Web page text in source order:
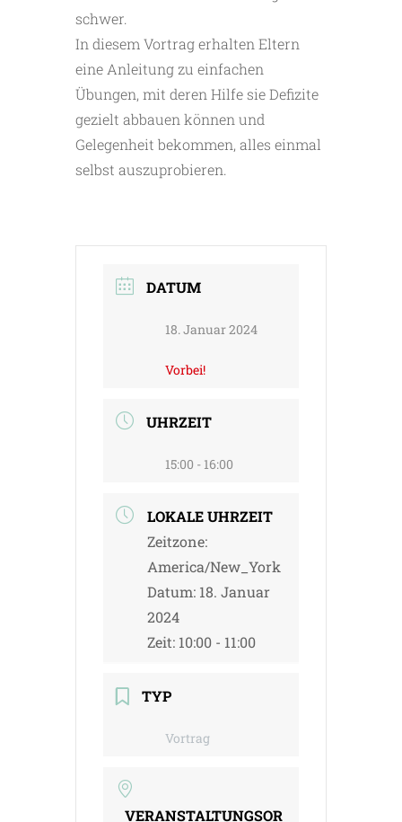
schwer.
In diesem Vortrag erhalten Eltern
eine Anleitung zu einfachen
Übungen, mit deren Hilfe sie Defizite
gezielt abbauen können und
Gelegenheit bekommen, alles einmal
selbst auszuprobieren.
DATUM
18. Januar 2024
Vorbei!
UHRZEIT
15:00 - 16:00
LOKALE UHRZEIT
Zeitzone:
America/New_York
Datum: 18. Januar
2024
Zeit: 10:00 - 11:00
TYP
Vortrag
VERANSTALTUNGSOR